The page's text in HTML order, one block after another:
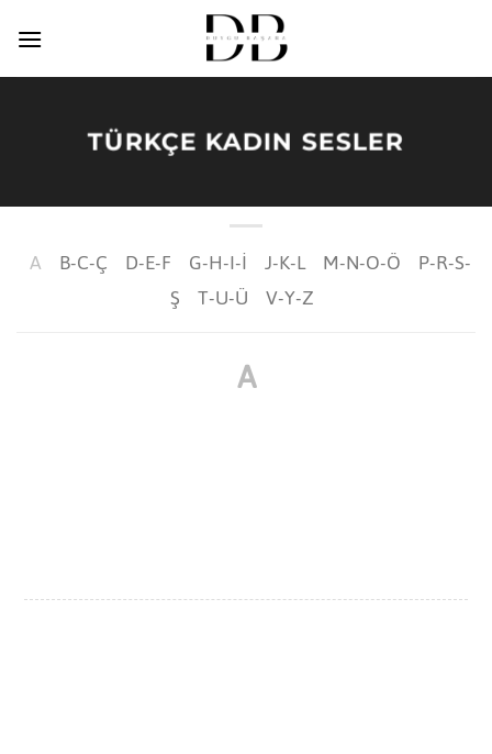
atla
TÜRKÇE KADIN SESLER
A B-C-Ç D-E-F G-H-I-İ J-K-L M-N-O-Ö P-R-S-
Ş T-U-Ü V-Y-Z
A